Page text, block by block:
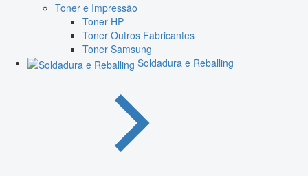
Toner e Impressão
Toner HP
Toner Outros Fabricantes
Toner Samsung
Soldadura e Reballing